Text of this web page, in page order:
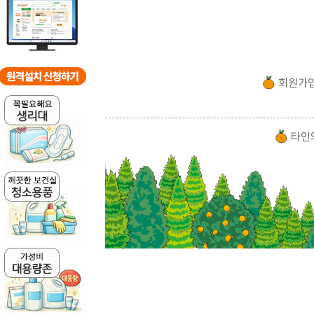
회원가
타인